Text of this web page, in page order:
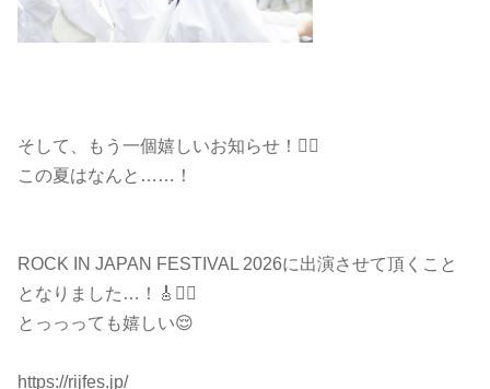
そして、もう一個嬉しいお知らせ！❤️‍🔥
この夏はなんと……！
ROCK IN JAPAN FESTIVAL 2026に出演させて頂くこと
となりました…！🎸❤️‍🔥
とっっっても嬉しい😌
https://rijfes.jp/